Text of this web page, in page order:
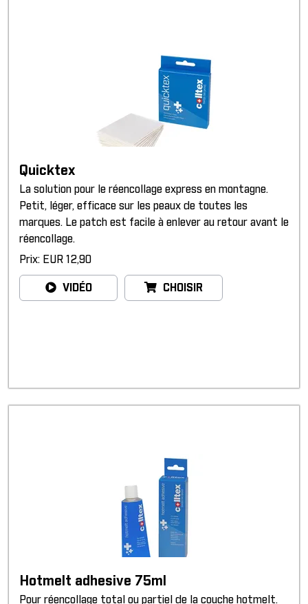
Quicktex
La solution pour le réencollage express en montagne.
Petit, léger, efficace sur les peaux de toutes les
marques. Le patch est facile à enlever au retour avant le
réencollage.
Prix: EUR 12,90
VIDÉO CHOISIR
Hotmelt adhesive 75ml
Pour réencollage total ou partiel de la couche hotmelt.